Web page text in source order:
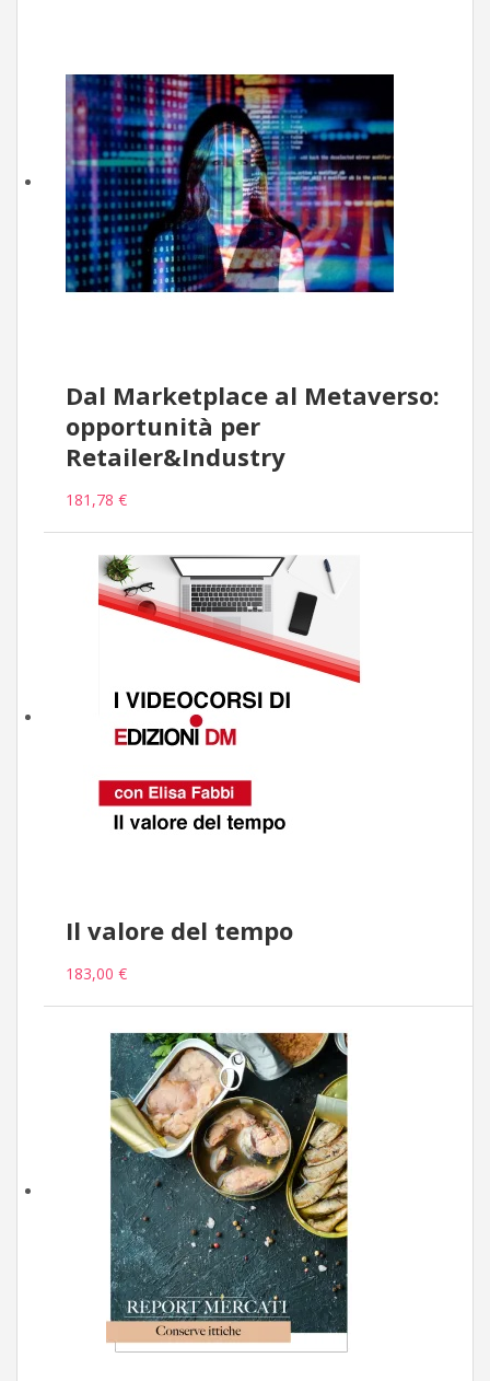
Dal Marketplace al Metaverso:
opportunità per
Retailer&Industry
181,78 €
Il valore del tempo
183,00 €